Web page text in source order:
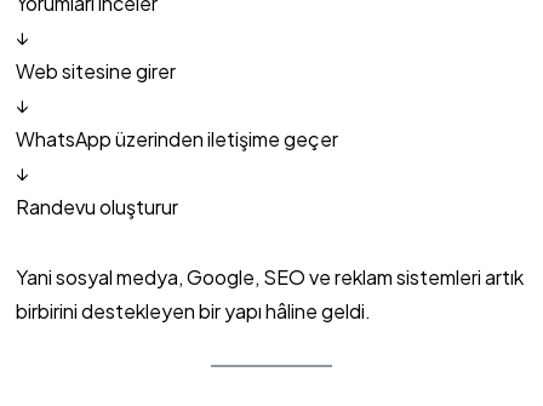
↓
Web sitesine girer
↓
WhatsApp üzerinden iletişime geçer
↓
Randevu oluşturur
Yani sosyal medya, Google, SEO ve reklam sistemleri artık
birbirini destekleyen bir yapı hâline geldi.